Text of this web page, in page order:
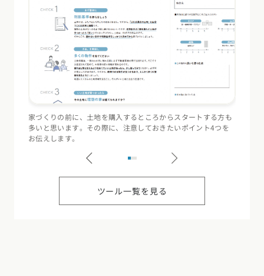
家づくりの前に、土地を購入するところからスタートする方も
多いと思います。その際に、注意しておきたいポイント4つを
お伝えします。
ツール一覧を見る